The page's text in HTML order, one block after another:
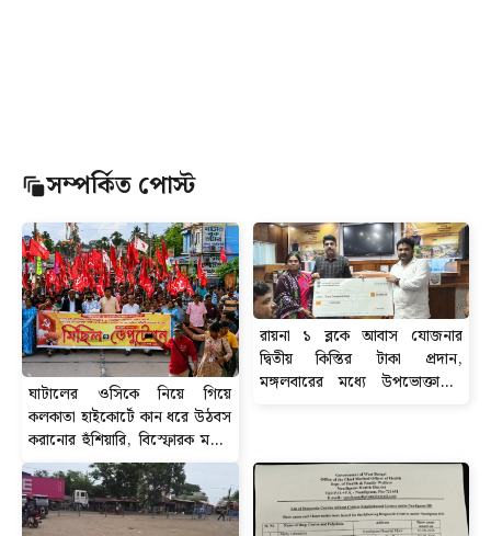
সম্পর্কিত পোস্ট
ঘাটালের ওসিকে নিয়ে গিয়ে
কলকাতা হাইকোর্টে কান ধরে উঠবস
করানোর হুঁশিয়ারি, বিস্ফোরক মন্তব্য
সিপিআইএম নেতা শতরূপ ঘোষের।
রায়না ১ ব্লকে আবাস যোজনার
দ্বিতীয় কিস্তির টাকা প্রদান,
মঙ্গলবারের মধ্যে উপভোক্তাদের